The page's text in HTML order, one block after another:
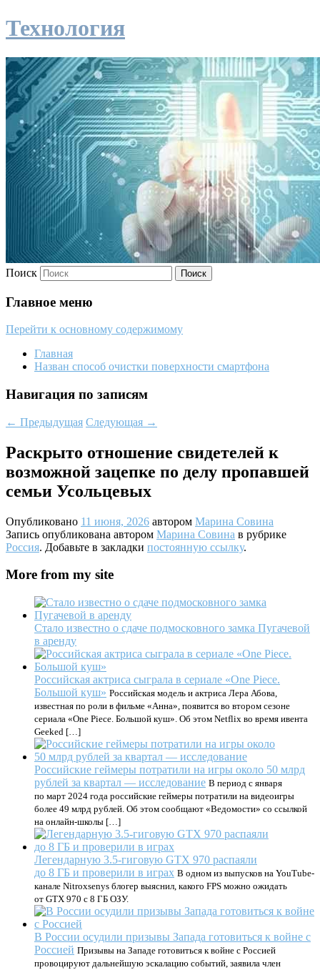
Технология
Поиск
Главное меню
Перейти к основному содержимому
Главная
Назван способ очистки поверхности смартфона
Навигация по записям
← Предыдущая Следующая →
Раскрыто отношение свидетелей к
возможной зацепке по делу пропавшей
семьи Усольцевых
Опубликовано 11 июня, 2026 автором Марина Совина
Запись опубликована автором Марина Совина в рубрике
Россия. Добавьте в закладки постоянную ссылку.
More from my site
Стало известно о сдаче подмосковного замка Пугачевой
в аренду
Российская актриса сыграла в сериале «One Piece.
Большой куш» Российская модель и актриса Лера Абова,
известная по роли в фильме «Анна», появится во втором сезоне
сериала «One Piece. Большой куш». Об этом Netflix во время ивента
Geeked […]
Российские геймеры потратили на игры около 50 млрд
рублей за квартал — исследование В период с января
по март 2024 года российские геймеры потратили на видеоигры
более 49 млрд рублей. Об этом сообщают «Ведомости» со ссылкой
на онлайн-школы […]
Легендарную 3.5-гиговую GTX 970 распаяли
до 8 ГБ и проверили в играх В одном из выпусков на YouTube-
канале Nitroxsenys блогер выяснил, какого FPS можно ожидать
от GTX 970 с 8 ГБ ОЗУ.
В России осудили призывы Запада готовиться к войне с
Россией Призывы на Западе готовиться к войне с Россией
провоцируют дальнейшую эскалацию событий, заявила член